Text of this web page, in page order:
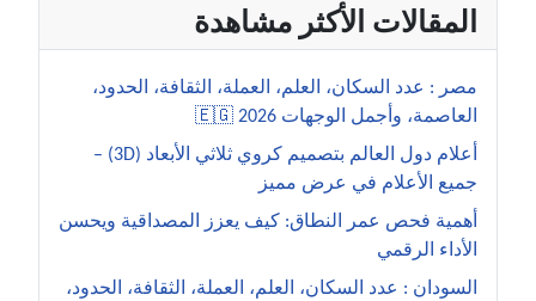
المقالات الأكثر مشاهدة
مصر : عدد السكان، العلم، العملة، الثقافة، الحدود،
العاصمة، وأجمل الوجهات 2026 🇪🇬
أعلام دول العالم بتصميم كروي ثلاثي الأبعاد (3D) –
جميع الأعلام في عرض مميز
أهمية فحص عمر النطاق: كيف يعزز المصداقية ويحسن
الأداء الرقمي
السودان : عدد السكان، العلم، العملة، الثقافة، الحدود،